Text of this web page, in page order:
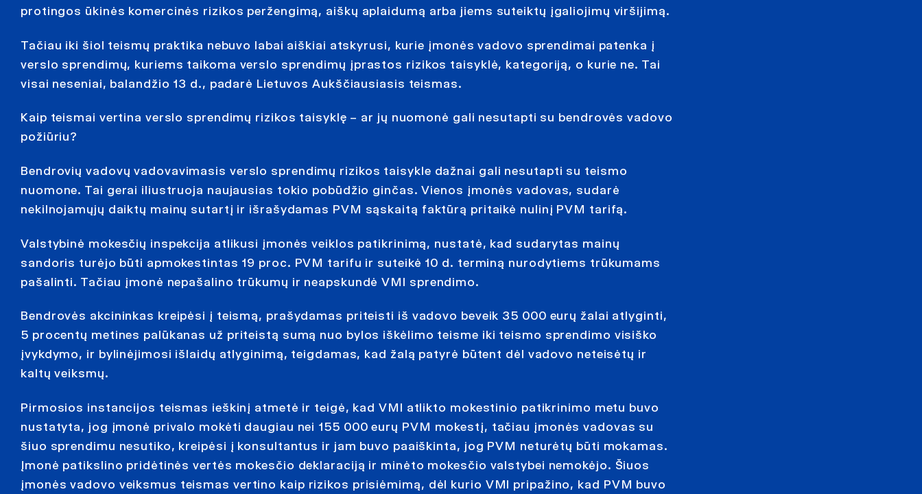
protingos ūkinės komercinės rizikos peržengimą, aiškų aplaidumą arba jiems suteiktų įgaliojimų viršijimą.
Tačiau iki šiol teismų praktika nebuvo labai aiškiai atskyrusi, kurie įmonės vadovo sprendimai patenka į
verslo sprendimų, kuriems taikoma verslo sprendimų įprastos rizikos taisyklė, kategoriją, o kurie ne. Tai
visai neseniai, balandžio 13 d., padarė Lietuvos Aukščiausiasis teismas.
Kaip teismai vertina verslo sprendimų rizikos taisyklę – ar jų nuomonė gali nesutapti su bendrovės vadovo
požiūriu?
Bendrovių vadovų vadovavimasis verslo sprendimų rizikos taisykle dažnai gali nesutapti su teismo
nuomone. Tai gerai iliustruoja naujausias tokio pobūdžio ginčas. Vienos įmonės vadovas, sudarė
nekilnojamųjų daiktų mainų sutartį ir išrašydamas PVM sąskaitą faktūrą pritaikė nulinį PVM tarifą.
Valstybinė mokesčių inspekcija atlikusi įmonės veiklos patikrinimą, nustatė, kad sudarytas mainų
sandoris turėjo būti apmokestintas 19 proc. PVM tarifu ir suteikė 10 d. terminą nurodytiems trūkumams
pašalinti. Tačiau įmonė nepašalino trūkumų ir neapskundė VMI sprendimo.
Bendrovės akcininkas kreipėsi į teismą, prašydamas priteisti iš vadovo beveik 35 000 eurų žalai atlyginti,
5 procentų metines palūkanas už priteistą sumą nuo bylos iškėlimo teisme iki teismo sprendimo visiško
įvykdymo, ir bylinėjimosi išlaidų atlyginimą, teigdamas, kad žalą patyrė būtent dėl vadovo neteisėtų ir
kaltų veiksmų.
Pirmosios instancijos teismas ieškinį atmetė ir teigė, kad VMI atlikto mokestinio patikrinimo metu buvo
nustatyta, jog įmonė privalo mokėti daugiau nei 155 000 eurų PVM mokestį, tačiau įmonės vadovas su
šiuo sprendimu nesutiko, kreipėsi į konsultantus ir jam buvo paaiškinta, jog PVM neturėtų būti mokamas.
Įmonė patikslino pridėtinės vertės mokesčio deklaraciją ir minėto mokesčio valstybei nemokėjo. Šiuos
įmonės vadovo veiksmus teismas vertino kaip rizikos prisiėmimą, dėl kurio VMI pripažino, kad PVM buvo